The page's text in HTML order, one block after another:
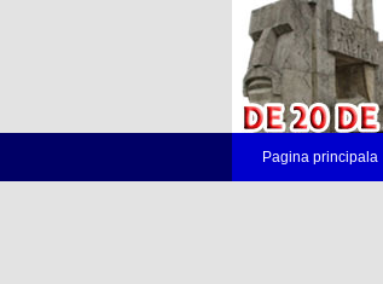
Pagina principala